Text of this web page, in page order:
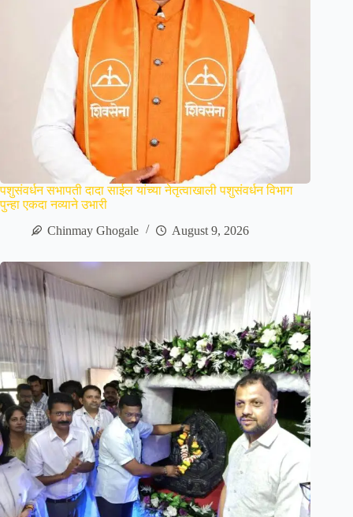
पशुसंवर्धन सभापती दादा साईल यांच्या नेतृत्वाखाली पशुसंवर्धन विभाग
पुन्हा एकदा नव्याने उभारी
Chinmay Ghogale
August 9, 2026